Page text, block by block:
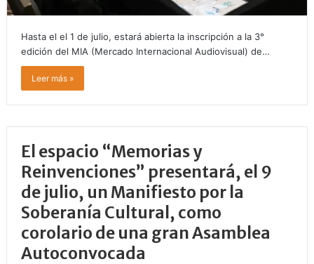
Hasta el el 1 de julio, estará abierta la inscripción a la 3°
edición del MIA (Mercado Internacional Audiovisual) de…
Leer más »
El espacio “Memorias y
Reinvenciones” presentará, el 9
de julio, un Manifiesto por la
Soberanía Cultural, como
corolario de una gran Asamblea
Autoconvocada